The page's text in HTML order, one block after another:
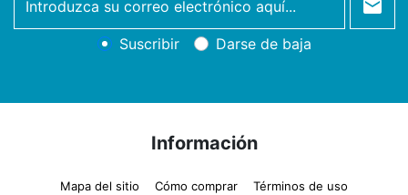
newsletter
Suscribir Darse de baja
Información
Mapa del sitio Cómo comprar
Términos de uso